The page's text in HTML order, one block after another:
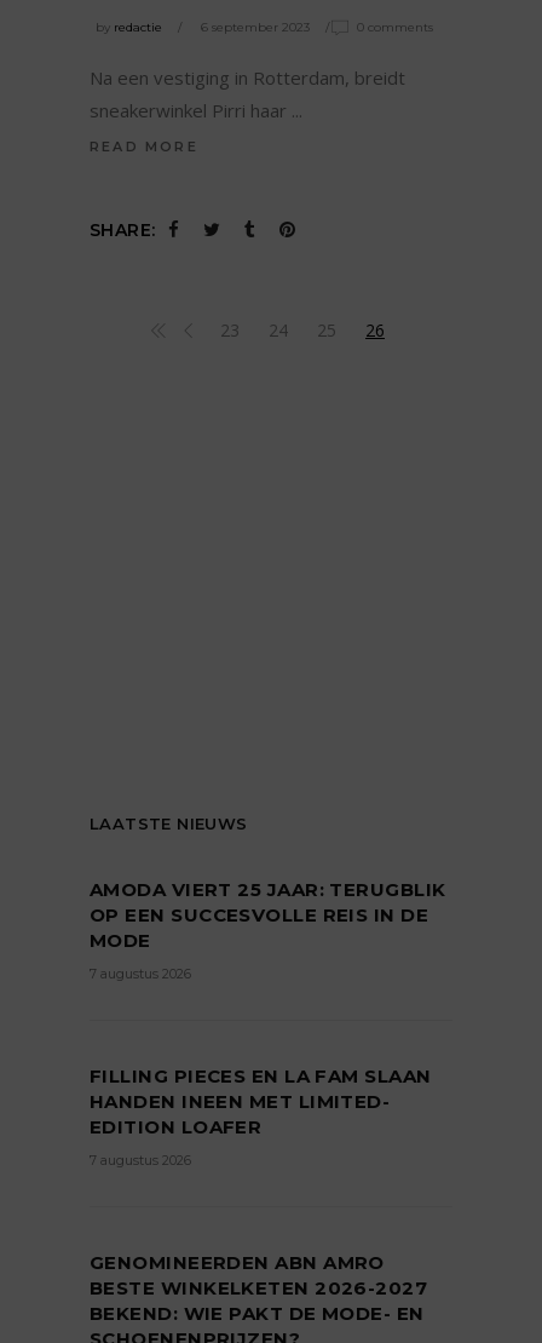
by redactie 6 september 2023 0 comments
Na een vestiging in Rotterdam, breidt
sneakerwinkel Pirri haar
READ MORE
SHARE:
23 24 25 26
LAATSTE NIEUWS
AMODA VIERT 25 JAAR: TERUGBLIK
OP EEN SUCCESVOLLE REIS IN DE
MODE
7 augustus 2026
FILLING PIECES EN LA FAM SLAAN
HANDEN INEEN MET LIMITED-
EDITION LOAFER
7 augustus 2026
GENOMINEERDEN ABN AMRO
BESTE WINKELKETEN 2026-2027
BEKEND: WIE PAKT DE MODE- EN
SCHOENENPRIJZEN?